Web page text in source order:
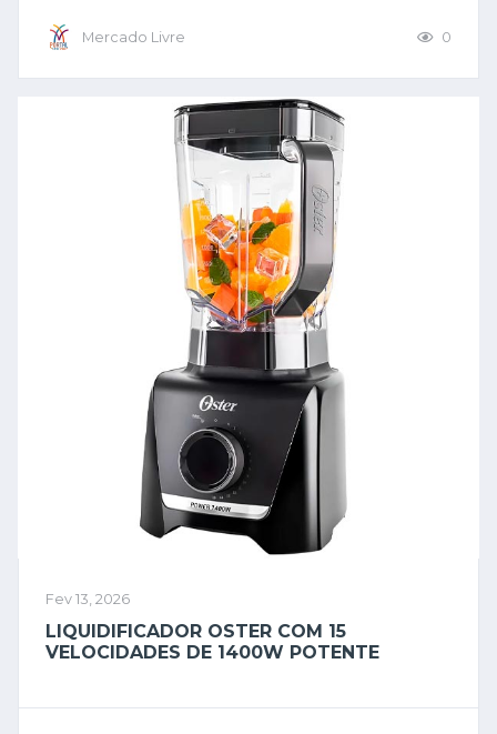
Mercado Livre 0
Fev 13, 2026
LIQUIDIFICADOR OSTER COM 15
VELOCIDADES DE 1400W POTENTE